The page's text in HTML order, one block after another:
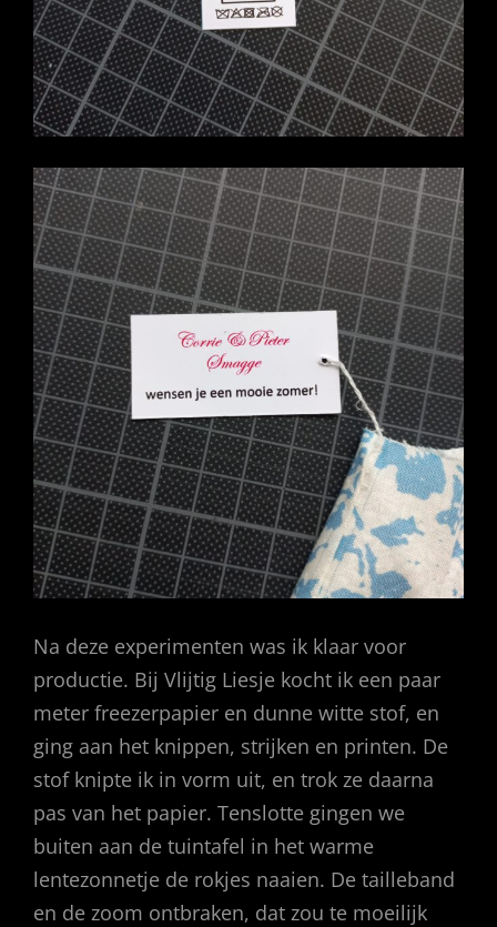
Na deze experimenten was ik klaar voor
productie. Bij Vlijtig Liesje kocht ik een paar
meter freezerpapier en dunne witte stof, en
ging aan het knippen, strijken en printen. De
stof knipte ik in vorm uit, en trok ze daarna
pas van het papier. Tenslotte gingen we
buiten aan de tuintafel in het warme
lentezonnetje de rokjes naaien. De tailleband
en de zoom ontbraken, dat zou te moeilijk